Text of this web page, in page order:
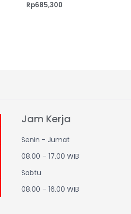
Rp685,300
Jam Kerja
Senin - Jumat
08.00 – 17.00 WIB
Sabtu
08.00 – 16.00 WIB